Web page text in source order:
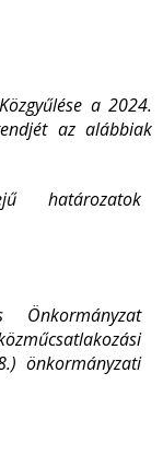
a 2024.
az alábbiak
határozatok
önkormányzati